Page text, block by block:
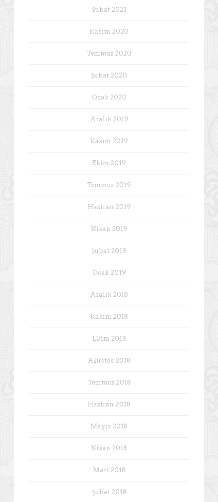
Şubat 2021
Kasım 2020
Temmuz 2020
Şubat 2020
Ocak 2020
Aralık 2019
Kasım 2019
Ekim 2019
Temmuz 2019
Haziran 2019
Nisan 2019
Şubat 2019
Ocak 2019
Aralık 2018
Kasım 2018
Ekim 2018
Ağustos 2018
Temmuz 2018
Haziran 2018
Mayıs 2018
Nisan 2018
Mart 2018
Şubat 2018